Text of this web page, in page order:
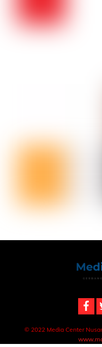
© 2022 Media Center